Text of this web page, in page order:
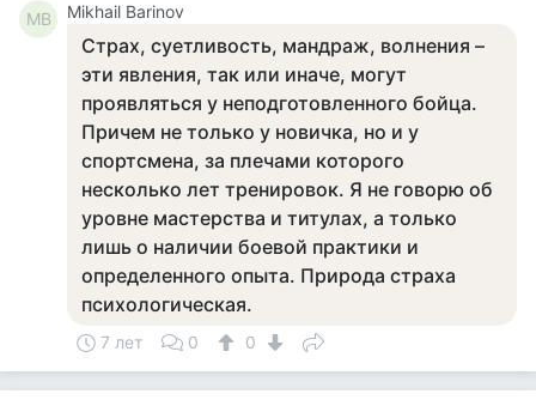
MB Mikhail Barinov
Страх, суетливость, мандраж, волнения –
эти явления, так или иначе, могут
проявляться у неподготовленного бойца.
Причем не только у новичка, но и у
спортсмена, за плечами которого
несколько лет тренировок. Я не говорю об
уровне мастерства и титулах, а только
лишь о наличии боевой практики и
определенного опыта. Природа страха
психологическая.
7 лет 0 0